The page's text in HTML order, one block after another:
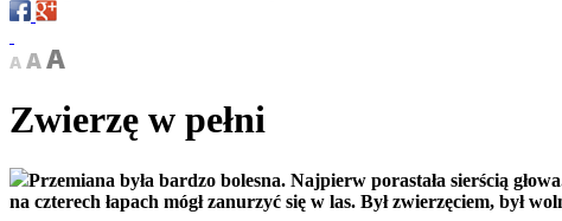
Zwierzę w pełni
Przemiana była bardzo bolesna. Najpierw porastała sierścią
na czterech łapach mógł zanurzyć się w las. Był zwierzęciem, był